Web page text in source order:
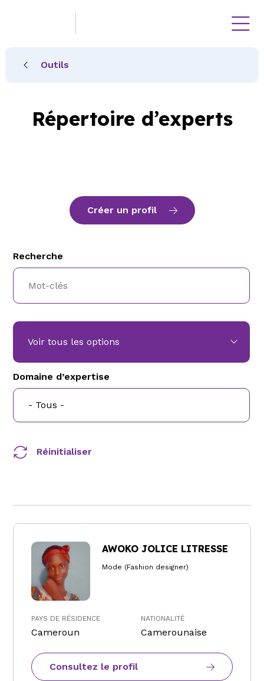
Outils
Répertoire d’experts
Créer un profil
Recherche
Voir tous les options
Domaine d’expertise
Réinitialiser
AWOKO JOLICE LITRESSE
Mode (Fashion designer)
PAYS DE RÉSIDENCE
Cameroun
NATIONALITÉ
Camerounaise
Consultez le profil